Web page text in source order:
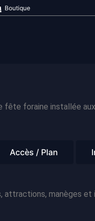
Boutique
fête foraine installée
Accès / Plan
attractions, manèges